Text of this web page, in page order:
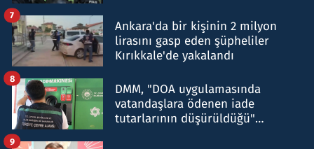
Ankara'da bir kişinin 2 milyon
lirasını gasp eden şüpheliler
Kırıkkale'de yakalandı
7
DMM, "DOA uygulamasında
vatandaşlara ödenen iade
tutarlarının düşürüldüğü"
8
9